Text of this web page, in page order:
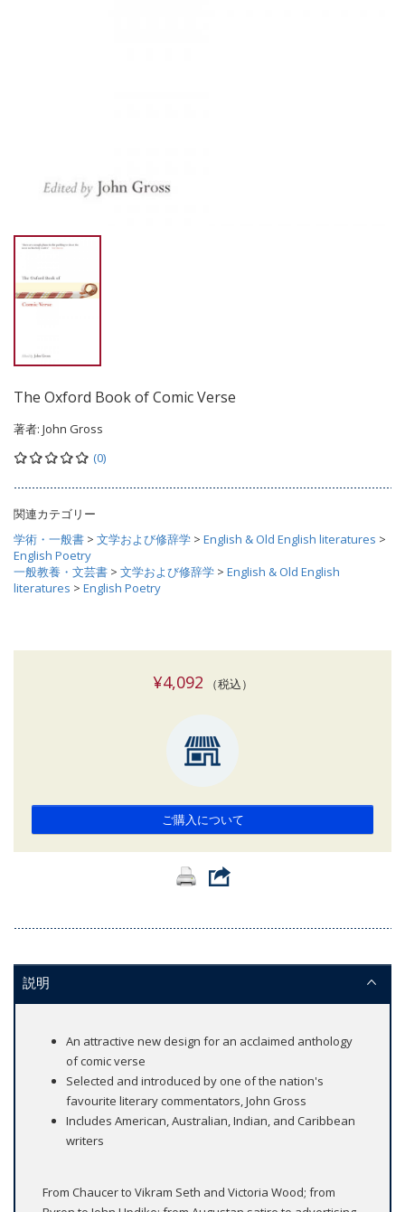
The Oxford Book of Comic Verse
著者: John Gross
(0)
関連カテゴリー
学術・一般書 > 文学および修辞学 > English & Old English literatures >
English Poetry
一般教養・文芸書 > 文学および修辞学 > English & Old English
literatures > English Poetry
¥4,092 （税込）
ご購入について
説明
An attractive new design for an acclaimed anthology
of comic verse
Selected and introduced by one of the nation's
favourite literary commentators, John Gross
Includes American, Australian, Indian, and Caribbean
writers
From Chaucer to Vikram Seth and Victoria Wood; from